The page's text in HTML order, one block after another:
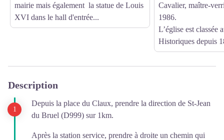
mairie mais également la statue de Louis
XVI dans le hall d'entrée...
Cavalier, maître-
1986.
L’église est classée
Historiques depuis
Description
Depuis la place du Claux, prendre la direction de St-Jean
du Bruel (D999) sur 1km.
Après la station service, prendre à droite un chemin qui